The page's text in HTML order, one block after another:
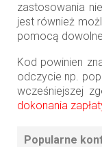
zastosowania
jest również
pomocą
Kod powinien
odczycie np.
wcześniejszej
dokonania
Popularne